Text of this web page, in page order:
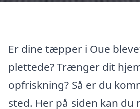
Er dine tæpper i Oue
plettede? Trænger dit
opfriskning? Så er du
sted. Her på siden kan du